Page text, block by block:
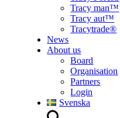
Tracy man™
Tracy aut™
Tracytrade®
News
About us
Board
Organisation
Partners
Login
Svenska